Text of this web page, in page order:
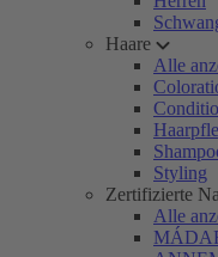
Haare
Alle
Styling
Zertifizierte
Alle